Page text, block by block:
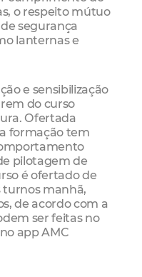
o respeito mútuo
segurança
lanternas e
e sensibilização
do curso
Ofertada
formação tem
pilotagem de
é ofertado de
turnos manhã,
de acordo com a
ser feitas no
app AMC